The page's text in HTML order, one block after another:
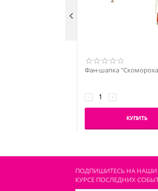
Фан-шапка
+
−
КУПИТЬ

ПОДПИШИТЕСЬ НА НАШИ
КУРСЕ ПОСЛЕДНИХ